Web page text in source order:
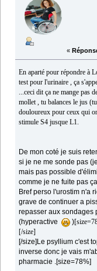
«
En aparté pour répondre à
test pour l'urinaire , ça
...ceci dit ça ne mange pas
mollet , tu balances le jus
douloureux pour ceux qui
stimule S4 jusque L1.
De mon coté je suis
si je ne me sonde pas
mais pas possible
comme je ne fuite pas
Bref perso l'urostim n'a
grave de continuer a
repasser aux sondages
(hyperactive
)
[/size]
[/size]Le psyllium c'est
inverse donc je vais
pharmacie .[size=78%]